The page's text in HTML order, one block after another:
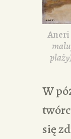
Aneri
W
się